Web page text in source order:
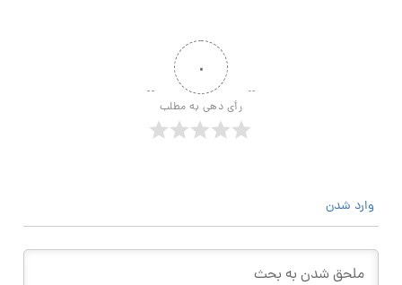
۰
رأی دهی به مطلب
وارد شدن